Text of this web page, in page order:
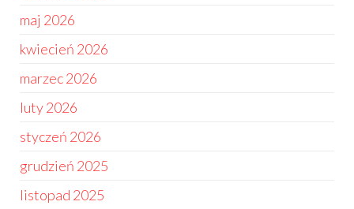
maj 2026
kwiecień 2026
marzec 2026
luty 2026
styczeń 2026
grudzień 2025
listopad 2025